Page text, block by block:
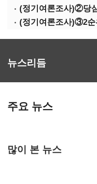
뉴스리듬
주요 뉴스
많이 본 뉴스